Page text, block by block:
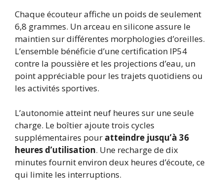
Chaque écouteur affiche un poids de seulement
6,8 grammes. Un arceau en silicone assure le
maintien sur différentes morphologies d’oreilles.
L’ensemble bénéficie d’une certification IP54
contre la poussière et les projections d’eau, un
point appréciable pour les trajets quotidiens ou
les activités sportives.
L’autonomie atteint neuf heures sur une seule
charge. Le boîtier ajoute trois cycles
supplémentaires pour atteindre jusqu’à 36
heures d’utilisation. Une recharge de dix
minutes fournit environ deux heures d’écoute, ce
qui limite les interruptions.